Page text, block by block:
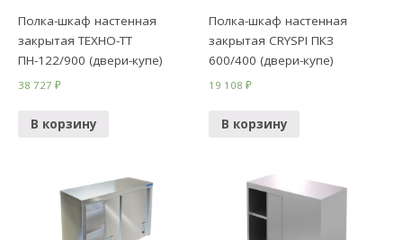
Полка-шкаф настенная
закрытая ТЕХНО-ТТ
ПН-122/900 (двери-купе)
38 727₽
В корзину
Полка-шкаф настенная
закрытая CRYSPI ПКЗ
600/400 (двери-купе)
19 108₽
В корзину